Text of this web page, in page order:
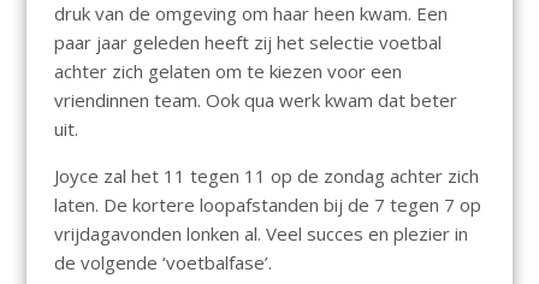
druk van de omgeving om haar heen kwam. Een
paar jaar geleden heeft zij het selectie voetbal
achter zich gelaten om te kiezen voor een
vriendinnen team. Ook qua werk kwam dat beter
uit.
Joyce zal het 11 tegen 11 op de zondag achter zich
laten. De kortere loopafstanden bij de 7 tegen 7 op
vrijdagavonden lonken al. Veel succes en plezier in
de volgende ‘voetbalfase’.